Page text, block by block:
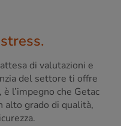
di valutazioni e
del settore ti offre
l’impegno che Getac
alto grado di qualità,